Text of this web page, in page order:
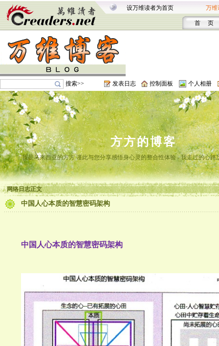
设万维读者为首页 万维
首 页
搜索>> 发表日志 控制面板 个人相册
方方的博客
我是马来西亚的方方 谨此与您分享感悟身心灵的整合性体验 - 我走过的心路
网络日志正文
中国人心本质的智慧密码架构
中国人心本质的智慧密码架构